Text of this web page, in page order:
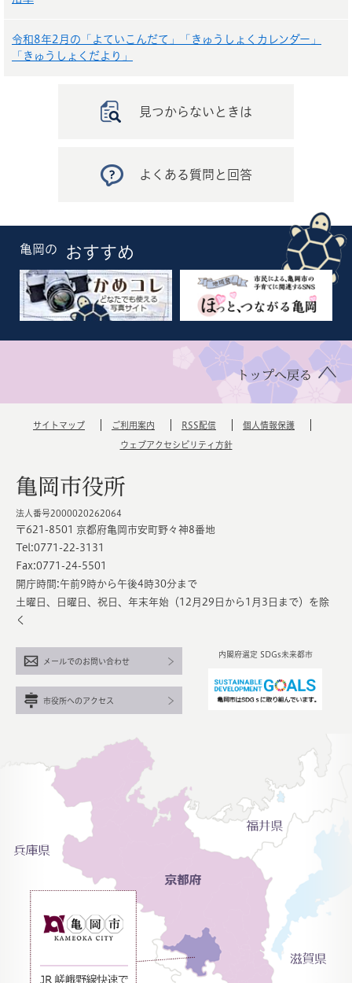
令和8年2月の「よていこんだて」「きゅうしょくカレンダー」
「きゅうしょくだより」
見つからないときは
よくある質問と回答
亀岡の おすすめ
トップへ戻る
サイトマップ ご利用案内 RSS配信 個人情報保護
ウェブアクセシビリティ方針
亀岡市役所
法人番号2000020262064
〒621-8501 京都府亀岡市安町野々神8番地
Tel:0771-22-3131
Fax:0771-24-5501
開庁時間:午前9時から午後4時30分まで
土曜日、日曜日、祝日、年末年始（12月29日から1月3日まで）を除
く
内閣府選定 SDGs未来都市
メールでのお問い合わせ
市役所へのアクセス